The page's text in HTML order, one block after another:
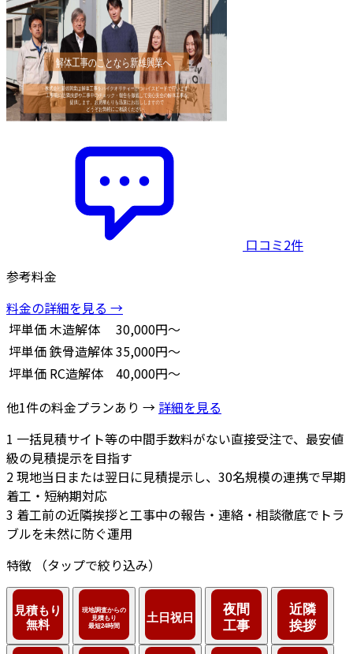
口コミ2件
参考料金
料金の詳細を見る →
坪単価木造解体
30,000円～
坪単価鉄骨造解体35,000円～
坪単価 RC造解体
40,000円～
他1件の料金プランあり → 詳細を見る
1 一括見積サイト等の中間手数料がない直接受注で、最安値
級の見積提示を目指す
2現地当日または翌日に見積提示し、30名規模の連携で早期
着工・短納期対応
3 着工前の近隣挨拶と工事中の報告・連絡・相談徹底でトラ
ブルを未然に防ぐ運用
特徴
（タップで絞り込み）